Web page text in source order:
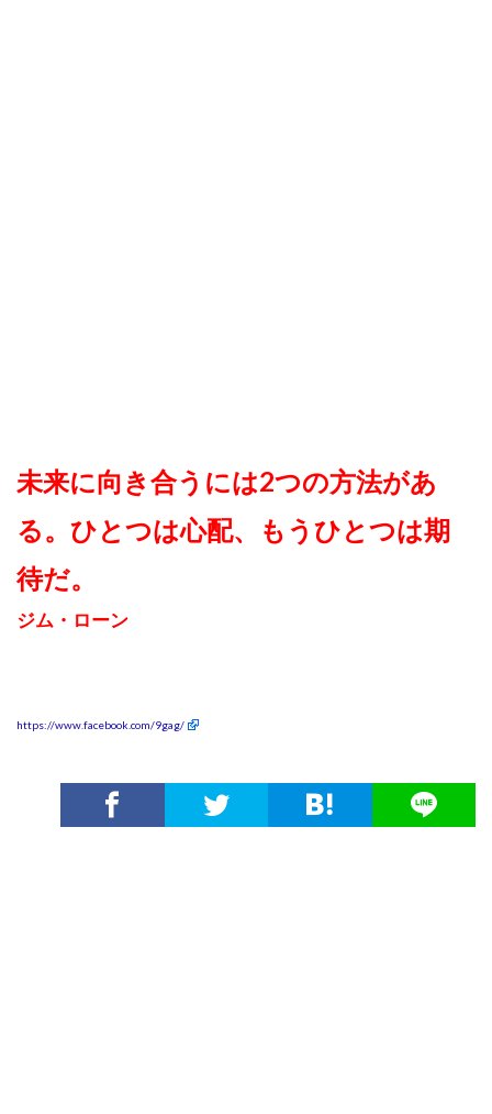
未来に向き合うには2つの方法があ
る。ひとつは心配、もうひとつは期
待だ。
ジム・ローン
https://www.facebook.com/9gag/